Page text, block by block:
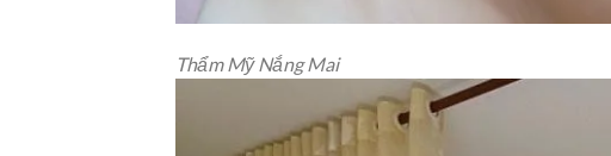
Thẩm Mỹ Nắng Mai